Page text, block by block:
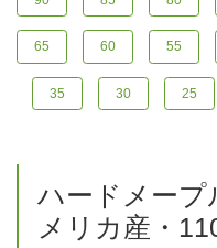
65 60 55
35 30 25
ハードメープ
メリカ産・